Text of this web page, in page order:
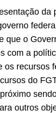
da
que o
com a
os recursos
do
outros